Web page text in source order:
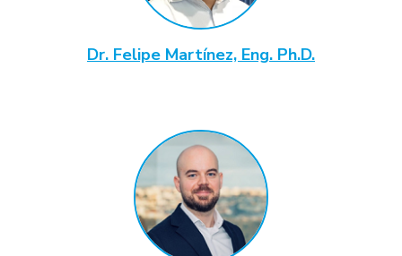
Dr. Felipe Martínez, Eng. Ph.D.